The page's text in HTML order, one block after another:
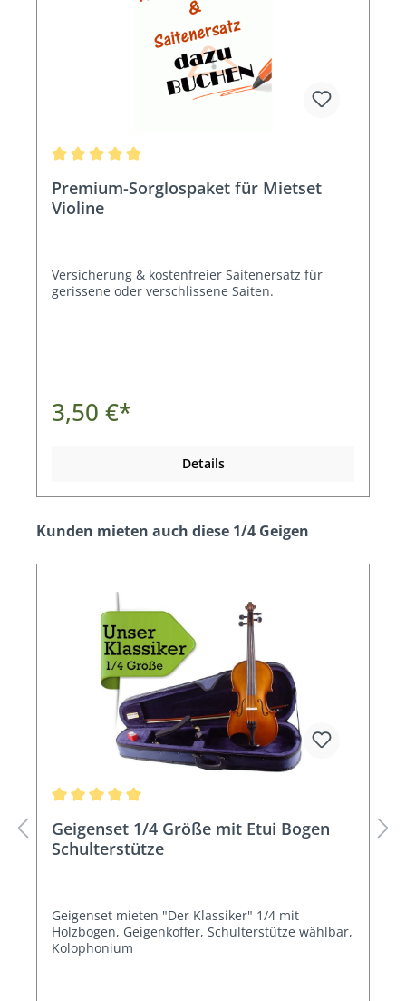
Premium-Sorglospaket für Mietset
Violine
Versicherung & kostenfreier Saitenersatz für
gerissene oder verschlissene Saiten.
3,50 €*
Details
Produktgalerie überspringen
Kunden mieten auch diese 1/4 Geigen
Geigenset 1/4 Größe mit Etui Bogen
Schulterstütze
Geigenset mieten "Der Klassiker" 1/4 mit
Holzbogen, Geigenkoffer, Schulterstütze wählbar,
Kolophonium